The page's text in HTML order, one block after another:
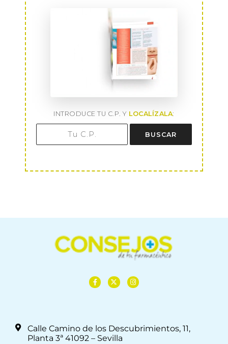
INTRODUCE TU C.P. Y LOCALÍZALA:
BUSCAR
Calle Camino de los Descubrimientos, 11,
Planta 3ª 41092 – Sevilla